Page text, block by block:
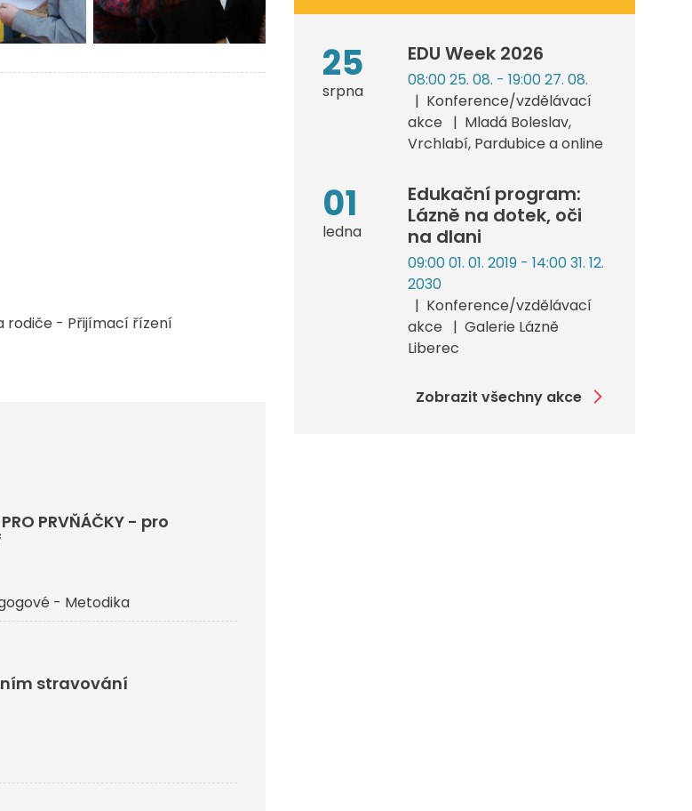
rodiče - Přijímací řízení
PRVŇÁČKY - pro
- Metodika
stravování
25
srpna
EDU Week 2026
08:00 25. 08. - 19:00 27. 08.
Konference/vzdělávací
akce
Mladá Boleslav,
Vrchlabí, Pardubice a online
01
ledna
Edukační program:
Lázně na dotek, oči
na dlani
09:00 01. 01. 2019 - 14:00 31. 12.
2030
Konference/vzdělávací
akce
Galerie Lázně
Liberec
Zobrazit všechny akce